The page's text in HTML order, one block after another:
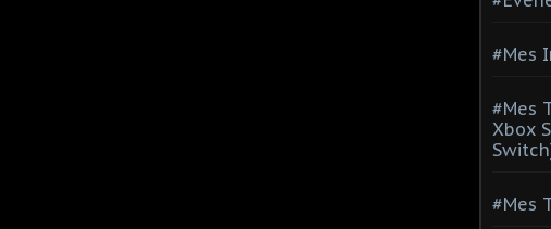
#Mes
#Mes
Xbox
#Mes